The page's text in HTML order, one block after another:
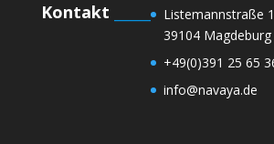
Kontakt
Listemannstraße
39104 Magdeburg
+49(0)391 25 65
info@navaya.de